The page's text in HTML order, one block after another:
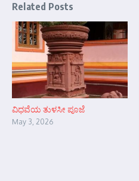
Related Posts
ವಿಧವೆಯ ತುಳಸೀ ಪೂಜೆ
May 3, 2026